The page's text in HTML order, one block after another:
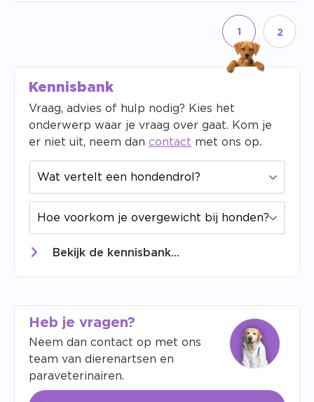
1 2
Kennisbank
Vraag, advies of hulp nodig? Kies het
onderwerp waar je vraag over gaat. Kom je
er niet uit, neem dan contact met ons op.
Wat vertelt een hondendrol?
Hoe voorkom je overgewicht bij honden?
Bekijk de kennisbank...
Heb je vragen?
Neem dan contact op met ons
team van dierenartsen en
paraveterinairen.